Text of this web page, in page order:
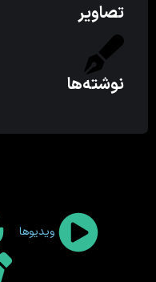
تصاویر
نوشته‌ها
ویدیوها